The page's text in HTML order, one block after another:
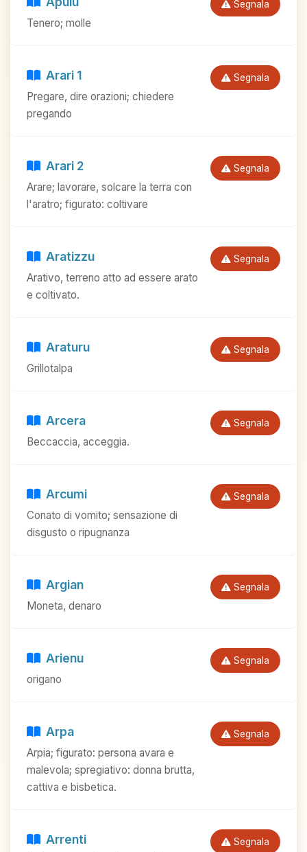
Tenero; molle
Segnala
Arari 1
Pregare, dire orazioni; chiedere
pregando
Segnala
Arari 2
Arare; lavorare, solcare la terra con
l'aratro; figurato: coltivare
Segnala
Aratizzu
Arativo, terreno atto ad essere arato
e coltivato.
Segnala
Araturu
Grillotalpa
Segnala
Arcera
Beccaccia, acceggia.
Segnala
Arcumi
Conato di vomito; sensazione di
disgusto o ripugnanza
Segnala
Argian
Moneta, denaro
Segnala
Arienu
origano
Segnala
Arpa
Arpia; figurato: persona avara e
malevola; spregiativo: donna brutta,
cattiva e bisbetica.
Segnala
Arrenti Segnala